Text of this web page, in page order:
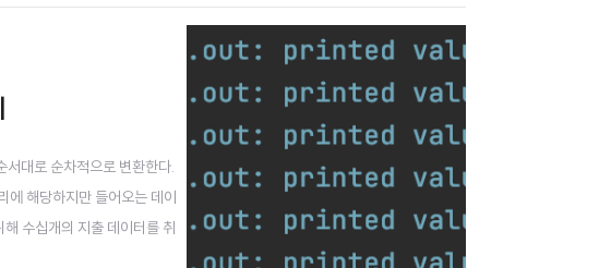
로 순차적으로 변환한다.
해당하지만 들어오는 데이
수십개의 지출 데이터를 취